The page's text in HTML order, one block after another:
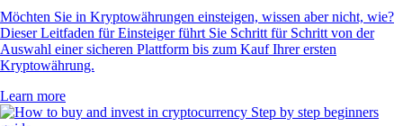
Möchten Sie in Kryptowährungen einsteigen, wissen aber nicht, wie?
Dieser Leitfaden für Einsteiger führt Sie Schritt für Schritt von der
Auswahl einer sicheren Plattform bis zum Kauf Ihrer ersten
Kryptowährung.
Learn more